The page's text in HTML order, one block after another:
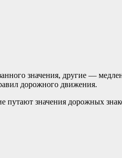
значения, другие —
дорожного движения.
путают значения дорожных